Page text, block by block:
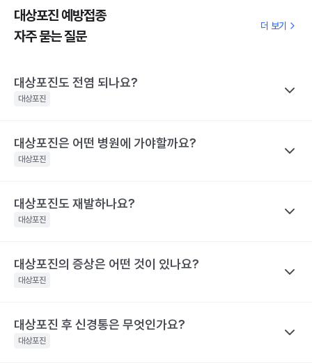
대상포진 예방접종
자주 묻는 질문
더 보기
대상포진도 전염 되나요?
대상포진
나만의닥터
대상포진이 특정 바이러스에 의해 유발된다고 하니 혹시 대상포진
수두는 비말을 통해 호흡기로 전염될 수 있고, 수포 진물을 접촉해도
전파될 수 있으므로 주의가 필요해요.
기 어려운 이유는 수포(물집) 때문이에요. 수포 안에는 활성화된 바
이러스가 들어 있기 때문에 만약 수포를 건드려 터트리면 이를 통해
한편, 대상포진 병변이 초기 단계인 발진 상태이거나 수포가 가라앉
아 딱지가 생긴 상태라면 전염 가능성은 거의 없어요.
대상포진은 어떤 병원에 가야할까요?
대상포진
나만의닥터
대상포진은 치료가 되고 난 후에도 통증이 지속되거나 후유증이 동
눈 주위에 난 대상포진 : 안과, 피부과, 통증의학과
등에 난 대상포진 : 피부과 및 통증의학과
해당 콘텐츠는 질환 지식 제공을 위해 만들어 진 것으로, 진료 행위 유도 및 특정 의약품
을 권유하지 않습니다.
대상포진도 재발하나요?
대상포진
나만의닥터
네. 대상포진도 재발할 수 있어요. 실제로 해외에는 대상포진이 세
재발했다고 해요. 대상포진의 재발 확률은 대상포진의 통증 지속시
간과 관련이 깊어요. 30일 이상 대상포진 통증이 지속된 사람은 그
대상포진의 증상은 어떤 것이 있나요?
대상포진
나만의닥터
대상포진 후 신경통은 무엇인가요?
대상포진